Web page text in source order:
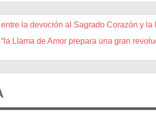
la devoción al Sagrado Corazón y la
Llama de Amor prepara una gran